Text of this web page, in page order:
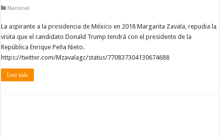
Nacional
La aspirante a la presidencia de México en 2018 Margarita Zavala, repudia la
visita que el candidato Donald Trump tendrá con el presidente de la
República Enrique Peña Nieto.
https://twitter.com/Mzavalagc/status/770837304130674688
Leer más